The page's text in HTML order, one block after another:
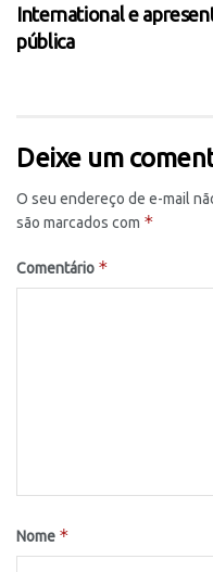
International e
pública
Deixe um
O seu endereço de e-mail
são marcados com *
Comentário *
Nome *